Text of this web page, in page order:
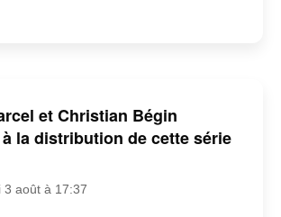
et Christian Bégin
à la distribution de cette série
3 août à 17:37